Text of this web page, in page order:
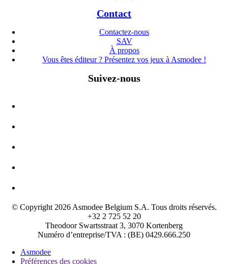
Contact
Contactez-nous
SAV
À propos
Vous êtes éditeur ? Présentez vos jeux à Asmodee !
Suivez-nous
© Copyright 2026 Asmodee Belgium S.A. Tous droits réservés.
+32 2 725 52 20
Theodoor Swartsstraat 3, 3070 Kortenberg
Numéro d’entreprise/TVA : (BE) 0429.666.250
Asmodee
Préférences des cookies